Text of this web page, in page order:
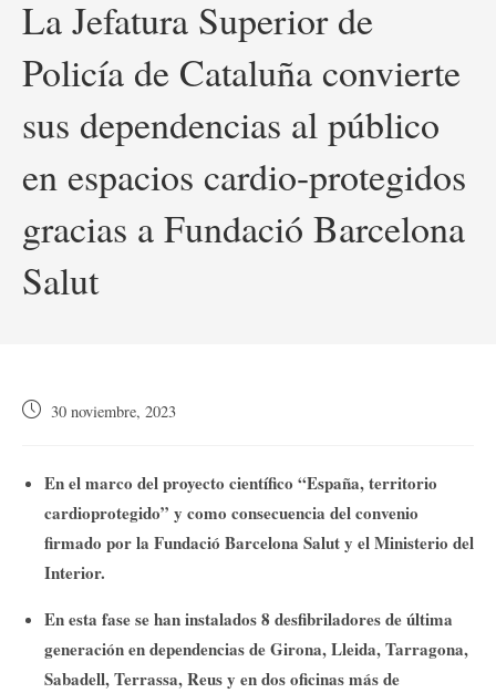
La Jefatura Superior de
Policía de Cataluña convierte
sus dependencias al público
en espacios cardio-protegidos
gracias a Fundació Barcelona
Salut
Publicación
entrada:
30 noviembre, 2023
En el marco del proyecto científico “España, territorio
cardioprotegido” y como consecuencia del convenio
firmado por la Fundació Barcelona Salut y el Ministerio del
Interior.
En esta fase se han instalados 8 desfibriladores de última
generación en dependencias de Girona, Lleida, Tarragona,
Sabadell, Terrassa, Reus y en dos oficinas más de